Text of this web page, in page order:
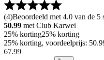
(4)Beoordeeld met 4.0 van de 5
50.99 met Club Karwei
25% korting25% korting
25% korting, voordeelprijs:
67.99